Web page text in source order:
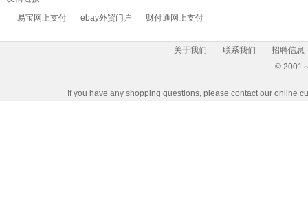
易宝网上支付
ebay外贸门户 财付通网上支付
关于我们 联系我们
招聘信息
© 2001
If you have any shopping questions, please contact our online